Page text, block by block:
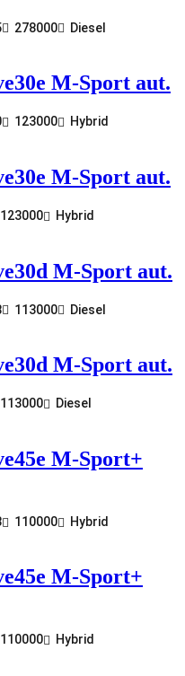
278000 Diesel
M-Sport aut.
123000 Hybrid
M-Sport aut.
123000 Hybrid
M-Sport aut.
113000 Diesel
M-Sport aut.
113000 Diesel
M-Sport+
110000 Hybrid
M-Sport+
110000 Hybrid